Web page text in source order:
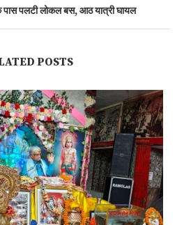
पास पलटी लोकल बस, आठ यात्री घायल
POSTS